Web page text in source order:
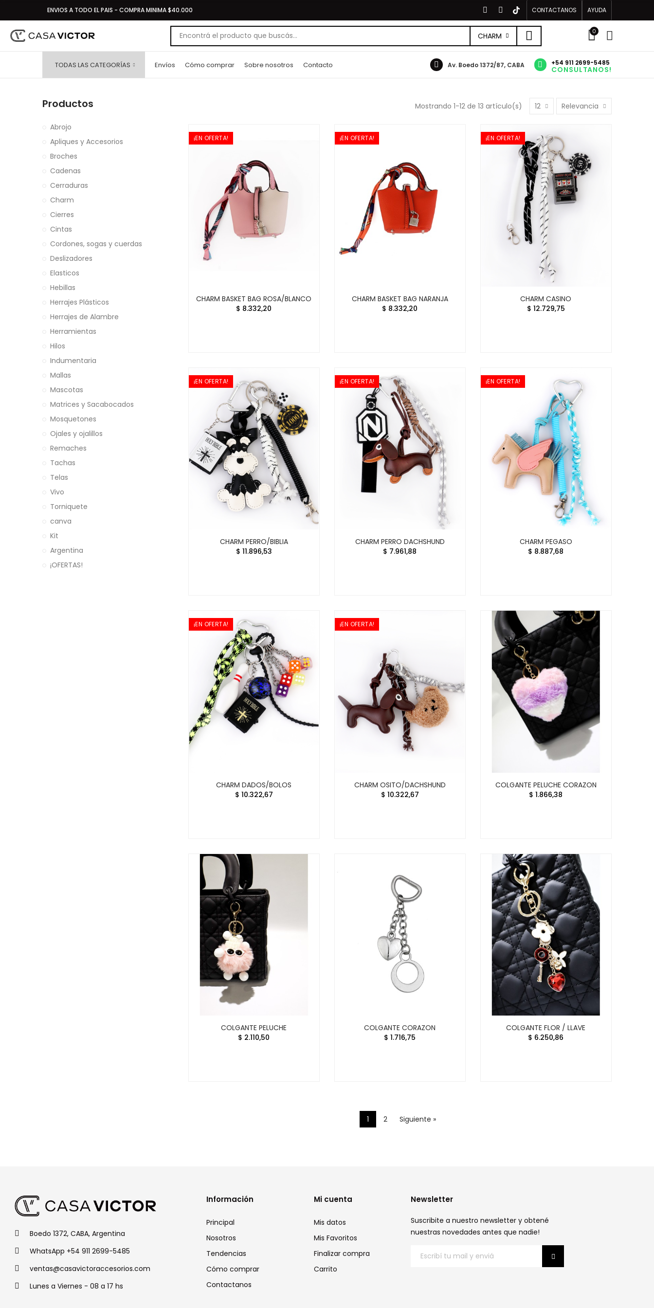
ENVIOS A TODO EL PAIS - COMPRA MINIMA $40.000 CONTACTANOS AYUDA
CHARM 0
TODAS LAS CATEGORÍAS Envíos Cómo comprar Sobre nosotros Contacto Av. Boedo 1372/87, CABA +54 911 2699-5485
CONSULTANOS!
Mostrando 1-12 de 13 artículo(s) 12 Relevancia
¡EN OFERTA!
CHARM BASKET BAG ROSA/BLANCO
$ 8.332,20
¡EN OFERTA!
CHARM BASKET BAG NARANJA
$ 8.332,20
¡EN OFERTA!
CHARM CASINO
$ 12.729,75
¡EN OFERTA!
CHARM PERRO/BIBLIA
$ 11.896,53
¡EN OFERTA!
CHARM PERRO DACHSHUND
$ 7.961,88
¡EN OFERTA!
CHARM PEGASO
$ 8.887,68
¡EN OFERTA!
CHARM DADOS/BOLOS
$ 10.322,67
¡EN OFERTA!
CHARM OSITO/DACHSHUND
$ 10.322,67
COLGANTE PELUCHE CORAZON
$ 1.866,38
COLGANTE PELUCHE
$ 2.110,50
COLGANTE CORAZON
$ 1.716,75
COLGANTE FLOR / LLAVE
$ 6.250,86
1 2 Siguiente »
Productos
Abrojo
Apliques y Accesorios
Broches
Cadenas
Cerraduras
Charm
Cierres
Cintas
Cordones, sogas y cuerdas
Deslizadores
Elasticos
Hebillas
Herrajes Plásticos
Herrajes de Alambre
Herramientas
Hilos
Indumentaria
Mallas
Mascotas
Matrices y Sacabocados
Mosquetones
Ojales y ojalillos
Remaches
Tachas
Telas
Vivo
Torniquete
canva
Kit
Argentina
¡OFERTAS!
Boedo 1372, CABA, Argentina
WhatsApp +54 911 2699-5485
ventas@casavictoraccesorios.com
Lunes a Viernes - 08 a 17 hs
Información
Principal
Nosotros
Tendencias
Cómo comprar
Contactanos
Mi cuenta
Mis datos
Mis Favoritos
Finalizar compra
Carrito
Newsletter
Suscribite a nuestro newsletter y obtené
nuestras novedades antes que nadie!